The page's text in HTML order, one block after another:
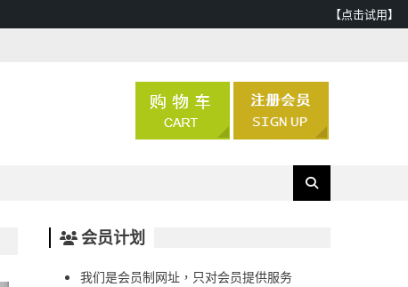
【点击试用】
会员计划
我们是会员制网址，只对会员提供服务